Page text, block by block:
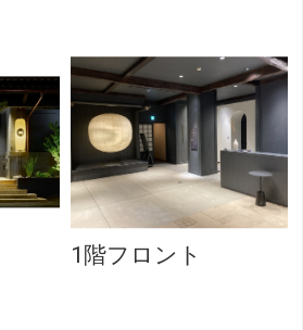
1階フロント